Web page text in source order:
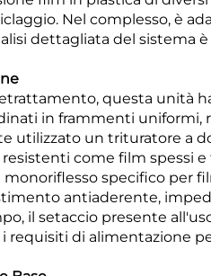
Nel complesso, è
dettagliata del sistema
questa unità
in frammenti uniformi,
utilizzato un trituratore a
come film spessi
specifico per
antiaderente,
il setaccio presente
requisiti di alimentazione